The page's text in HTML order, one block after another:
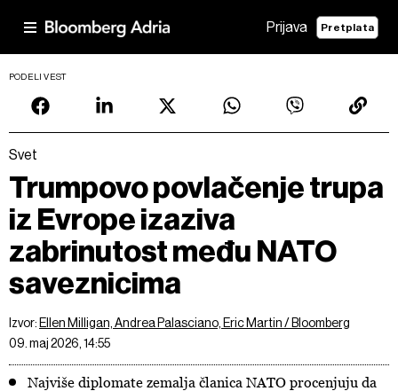
Prijava Pretplata
PODELI VEST
Svet
Trumpovo povlačenje trupa
iz Evrope izaziva
zabrinutost među NATO
saveznicima
Izvor: Ellen Milligan, Andrea Palasciano, Eric Martin / Bloomberg
09. maj 2026, 14:55
Najviše diplomate zemalja članica NATO procenjuju da